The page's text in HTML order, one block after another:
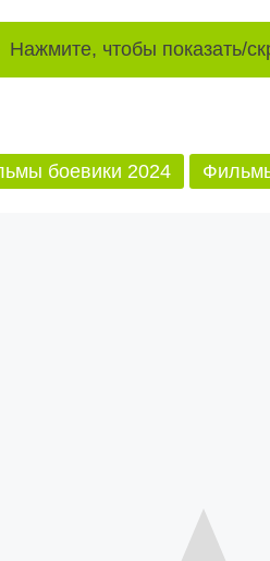
Нажмите, чтобы показать/
боевики 2024